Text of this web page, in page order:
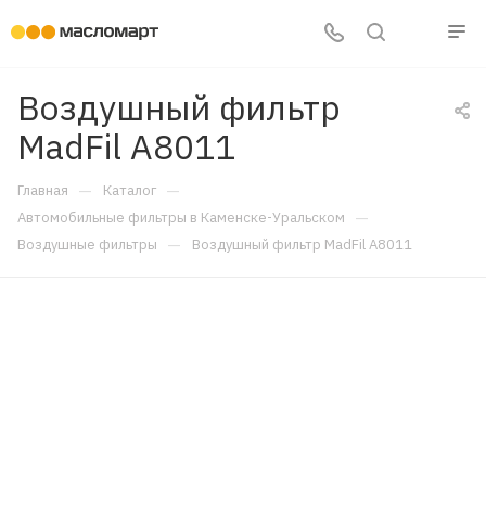
Воздушный фильтр
MadFil A8011
Главная — Каталог —
Автомобильные фильтры в Каменске-Уральском —
Воздушные фильтры — Воздушный фильтр MadFil A8011